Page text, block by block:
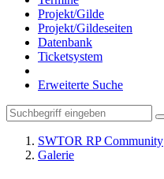
Projekt/Gilde
Projekt/Gildeseiten
Datenbank
Ticketsystem
Erweiterte Suche
SWTOR RP Community
Galerie